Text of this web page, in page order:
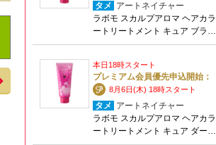
タメ アートネイチャー
ラボモ スカルプアロマ ヘアカラ
ートリートメント キュア ブラ…
本日18時スタート
プレミアム会員優先申込開始：
8月6日(木) 18時スタート
タメ アートネイチャー
ラボモ スカルプアロマ ヘアカラ
ートリートメント キュア ダー…